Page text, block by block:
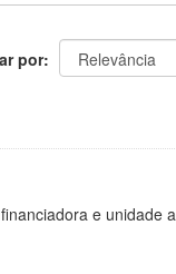
por
e unidade